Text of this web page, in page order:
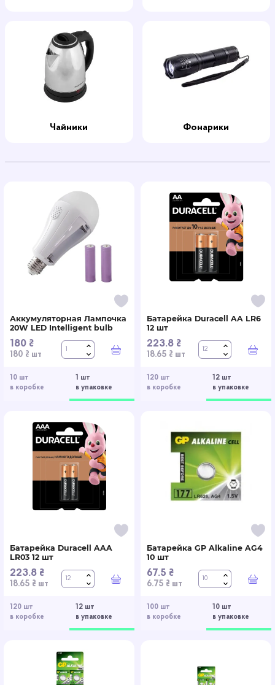
Чайники Фонарики
10 шт
в коробке
1 шт
в упаковке
Аккумуляторная Лампочка
20W LED Intelligent bulb
180 ₴
180 ₴ шт В корзину
120 шт
в коробке
12 шт
в упаковке
Батарейка Duracell AA LR6
12 шт
223.8 ₴
18.65 ₴ шт В
120 шт
в коробке
12 шт
в упаковке
Батарейка Duracell AAA
LR03 12 шт
223.8 ₴
18.65 ₴ шт В корзину
100 шт
в коробке
10 шт
в упаковке
Батарейка GP Alkaline AG4
10 шт
67.5 ₴
6.75 ₴ шт В